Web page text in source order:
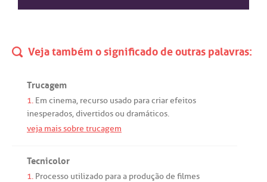
Veja também o significado de outras palavras:
Trucagem
1. Em cinema, recurso usado paracriarefeitos
inesperados,divertidosou dramáticos.
veja mais sobre trucagem
Tecnicolor
1. Processo utilizado paraa produçãode filmes